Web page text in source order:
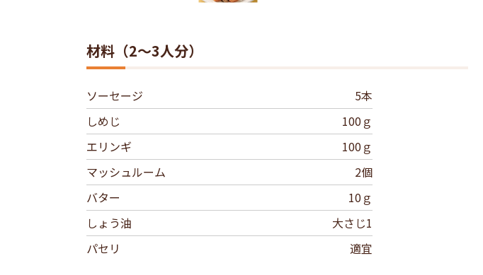
材料（2～3人分）
ソーセージ
5本
しめじ
100ｇ
エリンギ
100ｇ
マッシュルーム
2個
バター
10ｇ
しょう油
大さじ1
パセリ
適宜